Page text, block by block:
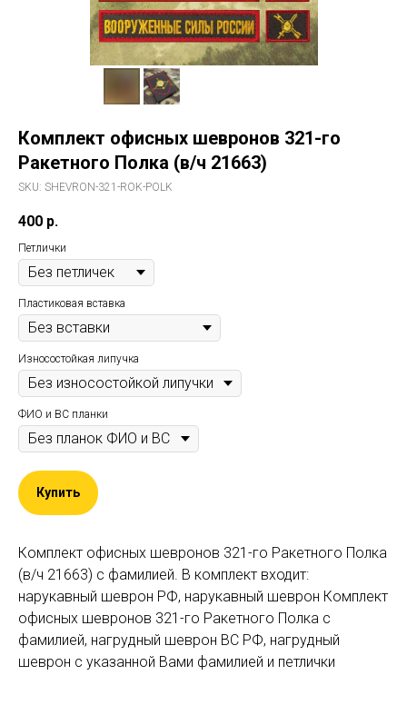
Комплект офисных шевронов 321-го
Ракетного Полка (в/ч 21663)
SKU: SHEVRON-321-ROK-POLK
400 р.
Петлички
Пластиковая вставка
Износостойкая липучка
ФИО и ВС планки
Купить
Комплект офисных шевронов 321-го Ракетного Полка
(в/ч 21663) c фамилией. В комплект входит:
нарукавный шеврон РФ, нарукавный шеврон Комплект
офисных шевронов 321-го Ракетного Полка c
фамилией, нагрудный шеврон ВС РФ, нагрудный
шеврон с указанной Вами фамилией и петлички